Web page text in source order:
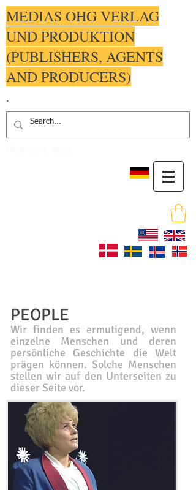
MEDIAS OHG VERLAG
UND PRODUKTION
(PUBLISHERS, AGENTS
AND PRODUCERS)
.
PEOPLE
Wir finden es ermutigend, wenn
einzelne Menschen und deren
persönliche Geschichte die Welt
prägen können. Solche Menschen
stellen wir auf den Unterseiten zu
dieser Seite vor.